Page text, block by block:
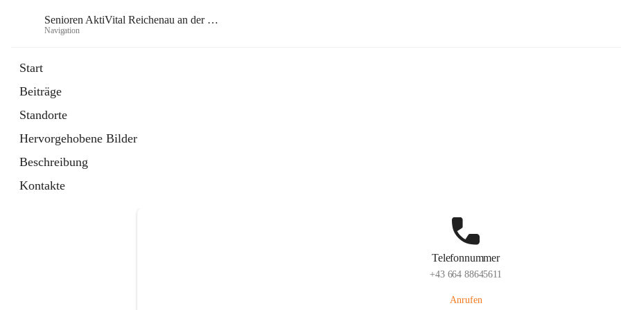
Senioren AktiVital Reichenau an der Rax
Navigation
Start
Beiträge
Standorte
Hervorgehobene Bilder
Beschreibung
Kontakte
Telefonnummer
+43 664 88645611
Anrufen